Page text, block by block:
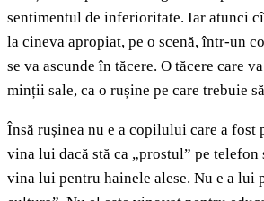
sentimentul de inferioritate. Iar atunci
la cineva apropiat, pe o scenă, într-un
se va ascunde în tăcere. O tăcere care
minții sale, ca o rușine pe care trebuie
Însă rușinea nu e a copilului care a fost
vina lui dacă stă ca „prostul” pe telefon
vina lui pentru hainele alese. Nu e a lui